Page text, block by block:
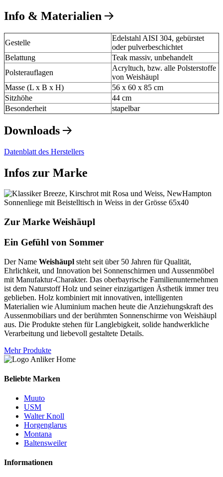
Info & Materialien
Gestelle
Edelstahl AISI 304, gebürstet
oder pulverbeschichtet
Belattung
Teak massiv, unbehandelt
Polsterauflagen
Acryltuch, bzw. alle Polsterstoffe
von Weishäupl
Masse (L x B x H)
56 x 60 x 85 cm
Sitzhöhe
44 cm
Besonderheit
stapelbar
Downloads
Datenblatt des Herstellers
Infos zur Marke
Zur Marke Weishäupl
Ein Gefühl von Sommer
Der Name Weishäupl steht seit über 50 Jahren für Qualität,
Ehrlichkeit, und Innovation bei Sonnenschirmen und Aussenmöbel
mit Manufaktur-Charakter. Das oberbayrische Familienunternehmen
ist dem Naturstoff Holz und seiner einzigartigen Ästhetik immer treu
geblieben. Holz kombiniert mit innovativen, intelligenten
Materialien wie Aluminium machen heute die Anziehungskraft des
Aussenmobiliars und der berühmten Sonnenschirme von Weishäupl
aus. Die Produkte stehen für Langlebigkeit, solide handwerkliche
Verarbeitung und liebevoll gestaltete Details.
Mehr Produkte
Beliebte Marken
Muuto
USM
Walter Knoll
Horgenglarus
Montana
Baltensweiler
Informationen